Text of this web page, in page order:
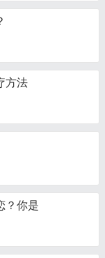
方法
？你是